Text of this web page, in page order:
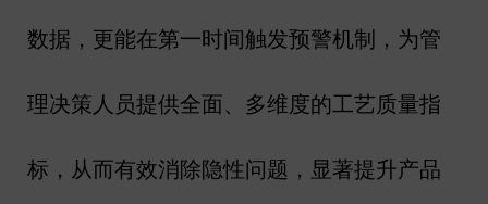
数据，更能在第一时间触发预警机制，为管
理决策人员提供全面、多维度的工艺质量指
标，从而有效消除隐性问题，显著提升产品